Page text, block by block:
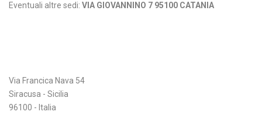
Eventuali altre sedi: VIA GIOVANNINO 7 95100 CATANIA
Via Francica Nava 54
Siracusa - Sicilia
96100 - Italia